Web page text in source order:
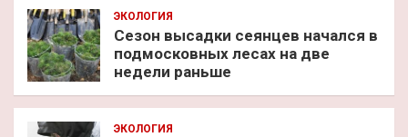
ЭКОЛОГИЯ
Сезон высадки сеянцев начался в
подмосковных лесах на две
недели раньше
ЭКОЛОГИЯ